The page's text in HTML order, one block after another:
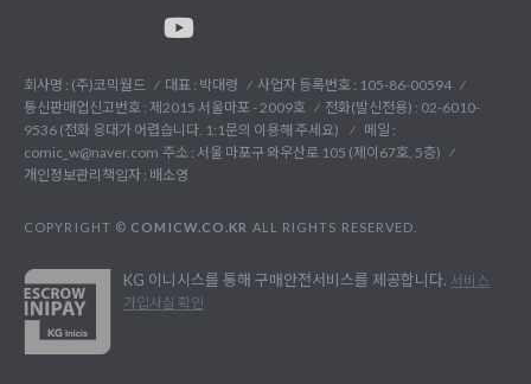
회사명 : (주)코믹월드 대표 : 박대령
사업자 등록번호 : 105-86-00594
통신판매업신고번호 : 제2015 서울마포 - 2009호
전화(발신전용) : 02-6010-
9536 (전화 응대가 어렵습니다. 1:1문의 이용해 주세요)
메일 :
comic_w@naver.com 주소 : 서울 마포구 와우산로 105 (제이67호, 5층)
개인정보관리책임자 : 배소영
COPYRIGHT © COMICW.CO.KR ALL RIGHTS RESERVED.
KG 이니시스를 통해 구매안전서비스를 제공합니다. 서비스
가입사실 확인